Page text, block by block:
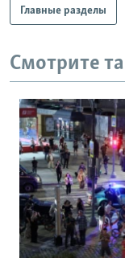
Главные разделы
Смотрите